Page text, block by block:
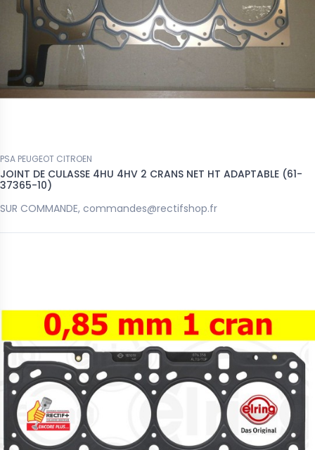
57,00 €
PSA PEUGEOT CITROEN
JOINT DE CULASSE 4HU 4HV 2 CRANS NET HT ADAPTABLE (61-
37365-10)
SUR COMMANDE, commandes@rectifshop.fr